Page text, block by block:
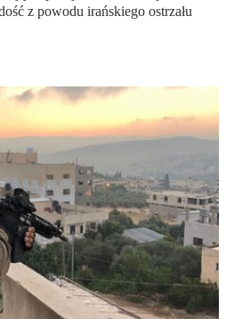
z powodu irańskiego ostrzału